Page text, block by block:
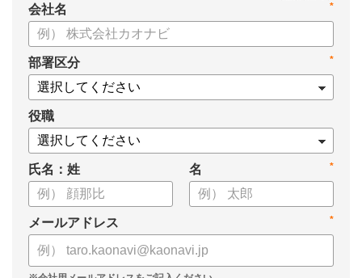
に役立つ生成AI活用術を紹介しています。
生成AI利用時のポイントや注意事項もまとめているため、これ
から始める方も安心です。評価シートフォーマットの作成や素
案の生成など、コピペで使えるプロンプトも収録！
生成AIを「壁打ち相手」や「作業アシスタント」にして、明日か
らの人事業務を効率化してみませんか？
【資料の内容】
・人事担当者に聞いた「生成AI活用に関する実態調査」
・生成AI利用における注意点やルール
・今日から使えるプロンプト集（人事評価、エンゲージメント業
務）
*
会社名
*
部署区分
役職
氏名：姓 *
名
*
メールアドレス